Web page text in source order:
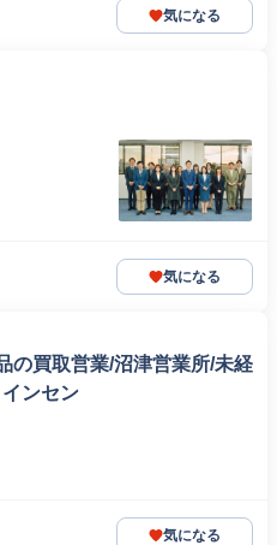
気になる
気になる
の買取営業/沼津営業所/未経
ンセン
気になる